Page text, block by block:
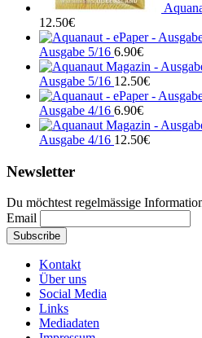
12.50€
Ausgabe 5/16 6.90€
Ausgabe 5/16 12.50€
Ausgabe 4/16 6.90€
Ausgabe 4/16 12.50€
Newsletter
Du möchtest regelmässige
Email
Kontakt
Über uns
Social Media
Links
Mediadaten